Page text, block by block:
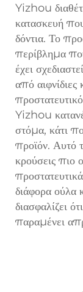
Yizhou
κατασκευή
δόντια. Το
περίβλημα
έχει
από
Yizhou
στόμα, κάτι
προϊόν. Αυτό
κρούσεις πιο
διάφορα ούλα
διασφαλίζει
παραμένει